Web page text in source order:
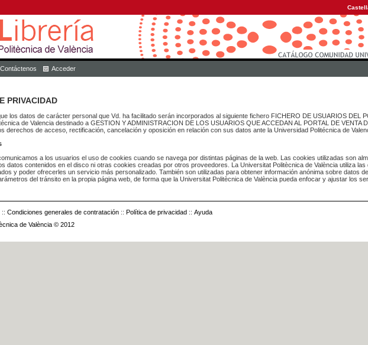
Contáctenos Acceder
PRIVACIDAD
los datos de carácter personal que Vd. ha facilitado serán incorporados al siguiente fichero FICHERO DE USUARIOS DEL
de Valencia destinado a GESTION Y ADMINISTRACION DE LOS USUARIOS QUE ACCEDAN AL PORTAL DE VENTA
derechos de acceso, rectificación, cancelación y oposición en relación con sus datos ante la Universidad Politécnica de
a los usuarios el uso de cookies cuando se navega por distintas páginas de la web. Las cookies utilizadas son
datos contenidos en el disco ni otras cookies creadas por otros proveedores. La Universitat Politècnica de València utiliza
y poder ofrecerles un servicio más personalizado. También son utilizadas para obtener información anónima sobre datos
del tránsito en la propia página web, de forma que la Universitat Politècnica de València pueda enfocar y ajustar los
:: Condiciones generales de contratación :: Política de privacidad :: Ayuda
de València © 2012